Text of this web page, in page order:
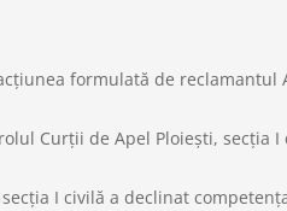
formulată de reclamantul
Curţii de Apel Ploieşti, secţia I
I civilă a declinat